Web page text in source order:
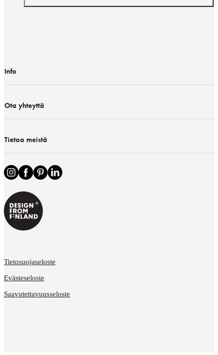
Info
Ota yhteyttä
Tietoa meistä
Tietosuojaseloste
Evästeseloste
Saavutettavuusseloste